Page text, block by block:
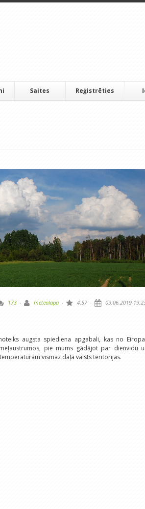
Saites Reģistrēties
173 · meteolapa · 4.57 · 09.06.2019
augsta spiediena apgabali, kas no
pie mums gādājot par dienvidu
vismaz daļā valsts teritorijas.